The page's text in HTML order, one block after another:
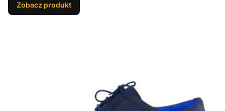
Zobacz produkt